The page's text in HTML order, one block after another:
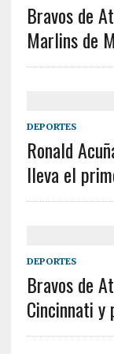
Bravos de
Marlins de
DEPORTES
Ronald
lleva el
DEPORTES
Bravos de
Cincinnati y